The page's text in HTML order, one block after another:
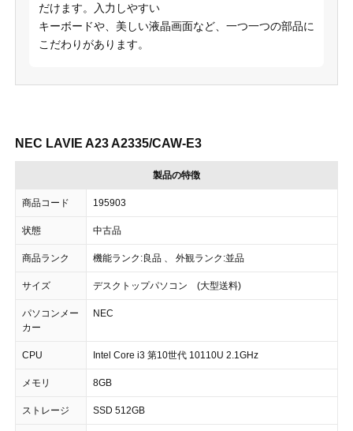
だけます。入力しやすい
キーボードや、美しい液晶画面など、一つ一つの部品に
こだわりがあります。
NEC LAVIE A23 A2335/CAW-E3
製品の特徴
商品コード 195903
状態 中古品
商品ランク 機能ランク:良品 、 外観ランク:並品
サイズ デスクトップパソコン (大型送料)
パソコンメー
カー
NEC
CPU Intel Core i3 第10世代 10110U 2.1GHz
メモリ 8GB
ストレージ SSD 512GB